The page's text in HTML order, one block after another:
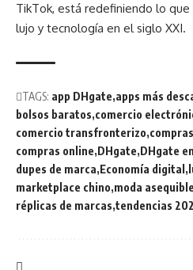
TikTok, está redefiniendo lo que
lujo y tecnología en el siglo XXI.
TAGS: app DHgate apps más
bolsos baratos comercio
comercio transfronterizo
compras online DHgate DHgate
dupes de marca Economía digital
marketplace chino moda asequible
réplicas de marcas tendencias